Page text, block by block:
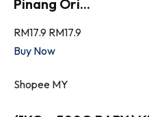
Pinang Ori...
RM17.9 RM17.9
Buy Now
Shopee MY